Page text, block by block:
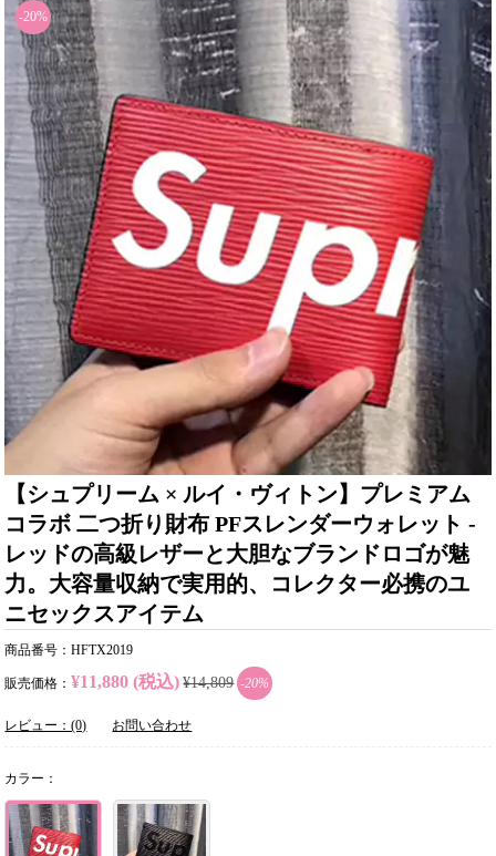
-20%
【シュプリーム × ルイ・ヴィトン】プレミアム
コラボ 二つ折り財布 PFスレンダーウォレット -
レッドの高級レザーと大胆なブランドロゴが魅
力。大容量収納で実用的、コレクター必携のユ
ニセックスアイテム
商品番号：HFTX2019
販売価格： ¥11,880 (税込) ¥14,809 -20%
レビュー：(0) お問い合わせ
カラー：